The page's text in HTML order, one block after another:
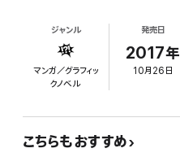
ジャンル
マンガ／グラフィッ
クノベル
発売日
2017年
10月26日
こちらもおすすめ